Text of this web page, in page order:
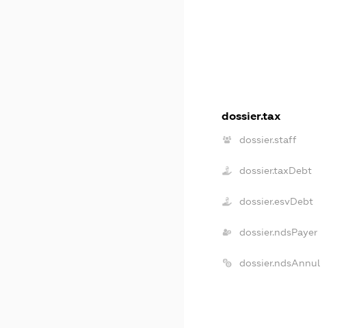
dossier.tax
dossier.staff
dossier.taxDebt
dossier.esvDebt
dossier.ndsPayer
dossier.ndsAnnul